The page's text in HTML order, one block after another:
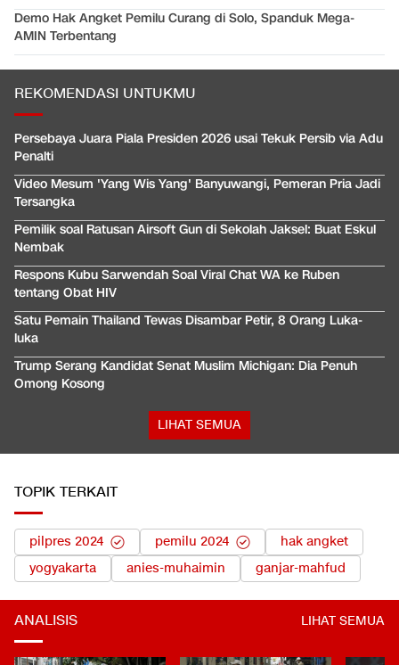
Demo Hak Angket Pemilu Curang di Solo, Spanduk Mega-
AMIN Terbentang
REKOMENDASI UNTUKMU
Persebaya Juara Piala Presiden 2026 usai Tekuk Persib via Adu
Penalti
Video Mesum 'Yang Wis Yang' Banyuwangi, Pemeran Pria Jadi
Tersangka
Pemilik soal Ratusan Airsoft Gun di Sekolah Jaksel: Buat Eskul
Nembak
Respons Kubu Sarwendah Soal Viral Chat WA ke Ruben
tentang Obat HIV
Satu Pemain Thailand Tewas Disambar Petir, 8 Orang Luka-
luka
Trump Serang Kandidat Senat Muslim Michigan: Dia Penuh
Omong Kosong
LIHAT SEMUA
TOPIK TERKAIT
pilpres 2024 pemilu 2024
hak angket
yogyakarta
anies-muhaimin ganjar-mahfud
ANALISIS LIHAT SEMUA